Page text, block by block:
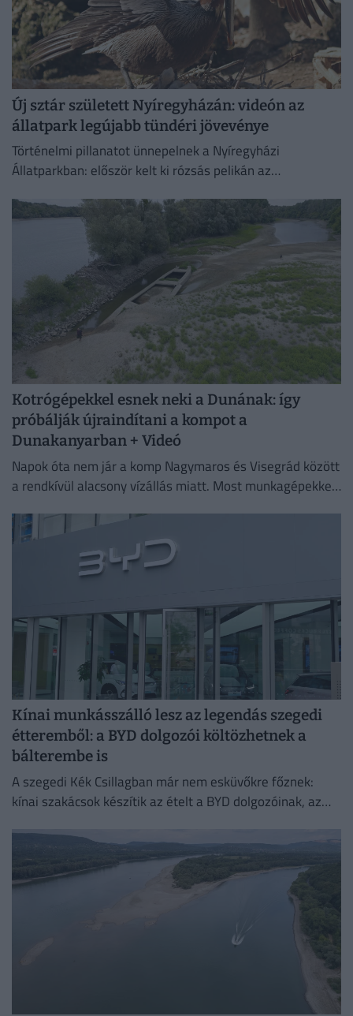
Új sztár született Nyíregyházán: videón az
állatpark legújabb tündéri jövevénye
Történelmi pillanatot ünnepelnek a Nyíregyházi
Állatparkban: először kelt ki rózsás pelikán az
szülő gondosan neveli, a kicsi pedig...
Kotrógépekkel esnek neki a Dunának: így
próbálják újraindítani a kompot a
Dunakanyarban + Videó
Napok óta nem jár a komp Nagymaros és Visegrád között
a rendkívül alacsony vízállás miatt. Most munkagépekkel
biztonságosan...
Kínai munkásszálló lesz az legendás szegedi
étteremből: a BYD dolgozói költözhetnek a
bálterembe is
A szegedi Kék Csillagban már nem esküvőkre főznek:
kínai szakácsok készítik az ételt a BYD dolgozóinak, az
munkásszállás lehet.